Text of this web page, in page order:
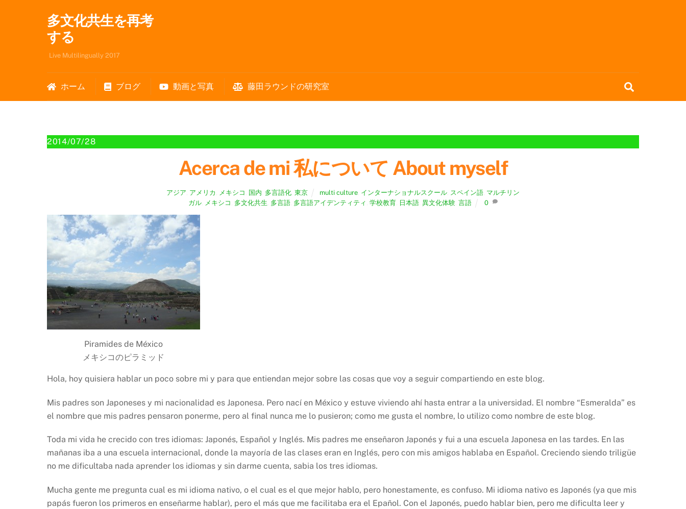
多文化共生を再考
する
Live Multilingually 2017
ホーム ブログ 動画と写真 藤田ラウンドの研究室
2014/07/28
Acerca de mi 私について About myself
アジア アメリカ メキシコ 国内 多言語化 ,東京 multi culture, インターナショナルスクール, スペイン語, マルチリン
ガル, メキシコ 多文化共生 多言語, 多言語アイデンティティ 学校教育, 日本語, 異文化体験, 言語 0
Piramides de México
メキシコのピラミッド
Hola, hoy quisiera hablar un poco sobre mi y para que entiendan mejor sobre las cosas que voy a seguir compartiendo en este blog.
Mis padres son Japoneses y mi nacionalidad es Japonesa. Pero nací en México y estuve viviendo ahí hasta entrar a la universidad. El nombre “Esmeralda” es
el nombre que mis padres pensaron ponerme, pero al final nunca me lo pusieron; como me gusta el nombre, lo utilizo como nombre de este blog.
Toda mi vida he crecido con tres idiomas: Japonés, Español y Inglés. Mis padres me enseñaron Japonés y fui a una escuela Japonesa en las tardes. En las
mañanas iba a una escuela internacional, donde la mayoría de las clases eran en Inglés, pero con mis amigos hablaba en Español. Creciendo siendo triligüe
no me dificultaba nada aprender los idiomas y sin darme cuenta, sabia los tres idiomas.
Mucha gente me pregunta cual es mi idioma nativo, o el cual es el que mejor hablo, pero honestamente, es confuso. Mi idioma nativo es Japonés (ya que mis
papás fueron los primeros en enseñarme hablar), pero el más que me facilitaba era el Epañol. Con el Japonés, puedo hablar bien, pero me dificulta leer y